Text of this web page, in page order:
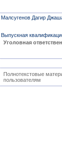
Малсугенов Дагир
Выпускная
Уголовная
Полнотекстовые
пользователям